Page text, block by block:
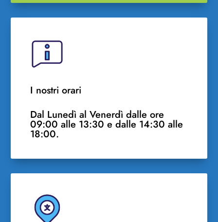
I nostri orari
Dal Lunedì al Venerdì dalle ore
09:00 alle 13:30 e dalle 14:30 alle
18:00.